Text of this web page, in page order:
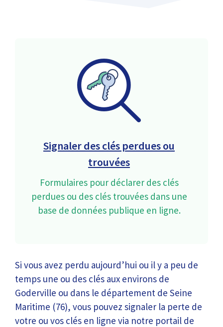
Signaler des clés perdues ou
trouvées
Formulaires pour déclarer des clés
perdues ou des clés trouvées dans une
base de données publique en ligne.
Si vous avez perdu aujourd’hui ou il y a peu de
temps une ou des clés aux environs de
Goderville ou dans le département de Seine
Maritime (76), vous pouvez signaler la perte de
votre ou vos clés en ligne via notre portail de